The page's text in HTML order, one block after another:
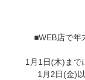
■WEB店で年
1月1日(木)まで
1月2日(金)